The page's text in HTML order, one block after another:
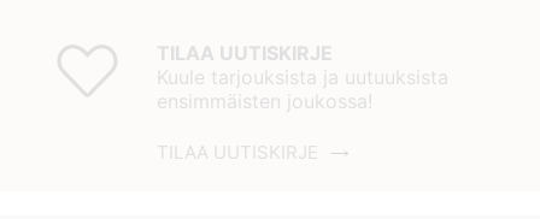
TILAA UUTISKIRJE
Kuule tarjouksista ja uutuuksista
ensimmäisten joukossa!
TILAA UUTISKIRJE